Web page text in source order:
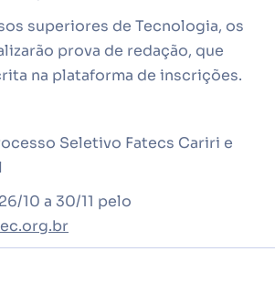
superiores de Tecnologia, os
prova de redação, que
na plataforma de inscrições.
Seletivo Fatecs Cariri e
10 a 30/11 pelo